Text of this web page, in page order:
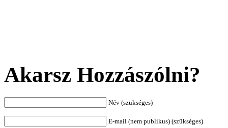
Akarsz Hozzászólni?
Név (szükséges)
E-mail (nem publikus) (szükséges)